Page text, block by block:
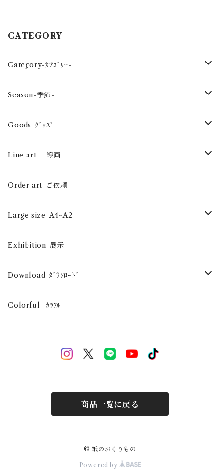
CATEGORY
Category-ｶﾃｺﾞﾘｰ-
reptile-爬虫類-
Sea-海の生き物-
Bird-鳥-
Land-陸の生き物-
Planet-惑星-
Flower-花-
Wedding-婚礼-
Event-祝祭-
Mother's Day
Season-季節-
Spring-春-
Summer-夏-
Autumn-秋-
Winter-冬-
Goods-ｸﾞｯｽﾞ-
Key ring -ｷｰﾎﾙﾀﾞｰ
Art panel -ｱｰﾄﾊﾟﾈﾙ-
Acrylic figure -ｱｸﾘﾙﾌｨｷﾞｭｱ-
Line art ‐線画‐
Flower ‐花-
Mini -ミニ-
Okinawa-沖縄-
Order art-ご依頼-
Large size-A4~A2-
A4
A3
A2
Exhibition-展示-
Download-ﾀﾞｳﾝﾛｰﾄﾞ-
Alphabet-文字-
Colorful -ｶﾗﾌﾙ-
商品一覧に戻る
© 紙のおくりもの
Powered by